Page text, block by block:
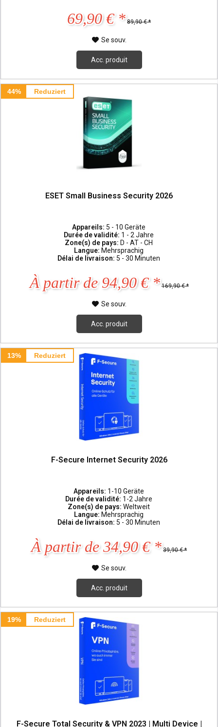
69,90 € * 89,90 € *
Se souv.
Acc. produit
44% Reduziert
ESET Small Business Security 2026
Appareils: 5 - 10 Geräte
Durée de validité: 1 - 2 Jahre
Zone(s) de pays: D - AT - CH
Langue: Mehrsprachig
Délai de livraison: 5 - 30 Minuten
À partir de 94,90 € * 169,90 € *
Se souv.
Acc. produit
13% Reduziert
F-Secure Internet Security 2026
Appareils: 1-10 Geräte
Durée de validité: 1-2 Jahre
Zone(s) de pays:Weltweit
Langue: Mehrsprachig
Délai de livraison: 5 - 30 Minuten
À partir de 34,90 € * 39,90 € *
Se souv.
Acc. produit
19% Reduziert
F-Secure Total Security & VPN 2023 | Multi Device |